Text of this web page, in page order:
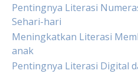
Pentingnya Literasi
Sehari-hari
Meningkatkan Literasi
anak
Pentingnya Literasi Digital